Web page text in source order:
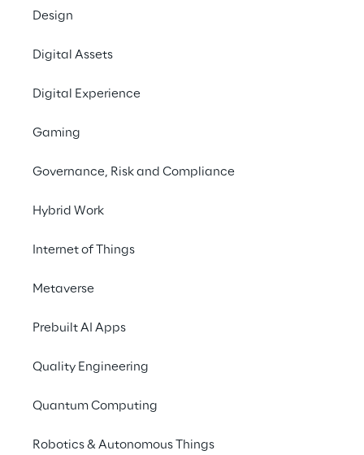
Design
Digital Assets
Digital Experience
Gaming
Governance, Risk and Compliance
Hybrid Work
Internet of Things
Metaverse
Prebuilt AI Apps
Quality Engineering
Quantum Computing
Robotics & Autonomous Things
EVENT